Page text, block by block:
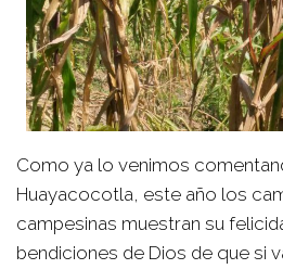
Como ya lo venimos
Huayacocotla, este año los
campesinas muestran su
bendiciones de Dios de que si